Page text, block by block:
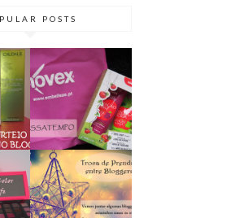
POSTS
1
PASSATEMPO
// KIT NOVEX
TENTAÇÃO
ÁCIDA
|
BLOGGER
SECRETO 2015
| TROCA DE